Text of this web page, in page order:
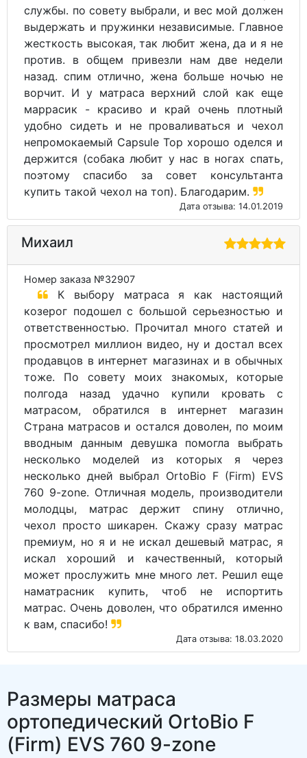
службы. по совету выбрали, и вес мой должен
выдержать и пружинки независимые. Главное
жесткость высокая, так любит жена, да и я не
против. в общем привезли нам две недели
назад. спим отлично, жена больше ночью не
ворчит. И у матраса верхний слой как еще
маррасик - красиво и край очень плотный
удобно сидеть и не проваливаться и чехол
непромокаемый Capsule Top хорошо оделся и
держится (собака любит у нас в ногах спать,
поэтому спасибо за совет консультанта
купить такой чехол на топ). Благодарим.
Дата отзыва: 14.01.2019
Михаил
Номер заказа №32907
К выбору матраса я как настоящий
козерог подошел с большой серьезностью и
ответственностью. Прочитал много статей и
просмотрел миллион видео, ну и достал всех
продавцов в интернет магазинах и в обычных
тоже. По совету моих знакомых, которые
полгода назад удачно купили кровать с
матрасом, обратился в интернет магазин
Страна матрасов и остался доволен, по моим
вводным данным девушка помогла выбрать
несколько моделей из которых я через
несколько дней выбрал OrtoBio F (Firm) EVS
760 9-zone. Отличная модель, производители
молодцы, матрас держит спину отлично,
чехол просто шикарен. Скажу сразу матрас
премиум, но я и не искал дешевый матрас, я
искал хороший и качественный, который
может прослужить мне много лет. Решил еще
наматрасник купить, чтоб не испортить
матрас. Очень доволен, что обратился именно
к вам, спасибо!
Дата отзыва: 18.03.2020
Размеры матраса
ортопедический OrtoBio F
(Firm) EVS 760 9-zone